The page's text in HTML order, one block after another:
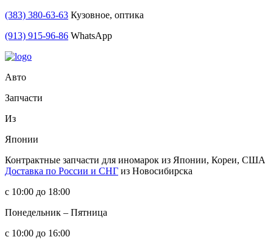
(383) 380-63-63 Кузовное, оптика
(913) 915-96-86 WhatsApp
Авто
Запчасти
Из
Японии
Контрактные запчасти для иномарок из Японии, Кореи, США
Доставка по России и СНГ из Новосибирска
с 10:00 до 18:00
Понедельник – Пятница
с 10:00 до 16:00